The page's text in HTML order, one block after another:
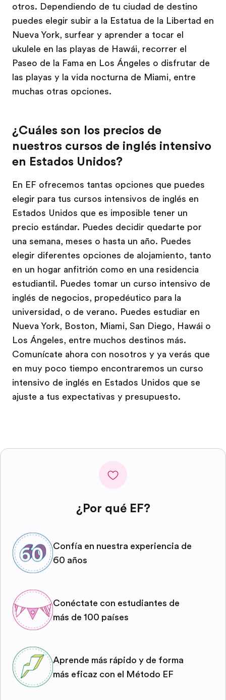
otros. Dependiendo de tu ciudad de destino
puedes elegir subir a la Estatua de la Libertad en
Nueva York, surfear y aprender a tocar el
ukulele en las playas de Hawái, recorrer el
Paseo de la Fama en Los Ángeles o disfrutar de
las playas y la vida nocturna de Miami, entre
muchas otras opciones.
¿Cuáles son los precios de
nuestros cursos de inglés intensivo
en Estados Unidos?
En EF ofrecemos tantas opciones que puedes
elegir para tus cursos intensivos de inglés en
Estados Unidos que es imposible tener un
precio estándar. Puedes decidir quedarte por
una semana, meses o hasta un año. Puedes
elegir diferentes opciones de alojamiento, tanto
en un hogar anfitrión como en una residencia
estudiantil. Puedes tomar un curso intensivo de
inglés de negocios, propedéutico para la
universidad, o de verano. Puedes estudiar en
Nueva York, Boston, Miami, San Diego, Hawái o
Los Ángeles, entre muchos destinos más.
Comunícate ahora con nosotros y ya verás que
en muy poco tiempo encontraremos un curso
intensivo de inglés en Estados Unidos que se
ajuste a tus expectativas y presupuesto.
¿Por qué EF?
Confía en nuestra experiencia de
60 años
Conéctate con estudiantes de
más de 100 países
Aprende más rápido y de forma
más eficaz con el Método EF